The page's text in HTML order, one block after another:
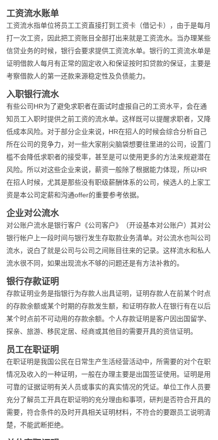
工资流水账单
工资流水指单位将员工工资直接打到工资卡（借记卡），由于是每月
打一次工资，因此把工资账目全部打出来就是工资流水。当办理某些
信贷业务的时候，银行会要求提供工资流水单。银行的工资流水单是
证明借款人每月有正常的固定收入和保证按时扣贷款的保证，主要是
考察借款人的第一还款来源稳定性及负债能力。
入职银行流水
有些公司HR为了避免求职者在面试时虚报自己的工资水平，会在通
知员工入职时提供之前工资的流水单。这样既可以提醒求职者，又降
低成本风险。对于部分企业来说，HR在招人的时候会综合分析自己
所在公司的竞争力，对一些大家削尖脑袋想要往里进的公司，设置门
槛不会降低求职者的接受率，甚至是可以使用更多的方法来规避潜在
风险。所以对这些企业来说，薪资一般除了根据能力体现，所以HR
在招人时候，尤其是那些没有职级薪酬体系的公司，候选人的上家工
资是本公司定薪和沟通offer的重要参考依据。
企业对公流水
对公账户流水是银行客户《公司客户》（开设基本对公账户）其对公
银行帐户上一段时间与银行发生存取款业务清单。对公流水也叫公司
流水，说白了就是公司与公司之间账目往来的记录。这样流水和私人
流水很不同，如果出现流水不够的问题还是有方法补救的。
银行存款证明
存款证明业务是指银行为存款人出具证明，证明存款人在前某个时点
的存款余额或某个时期的存款发生额，和证明存款人在银行有在以后
某个时点前不可动用的存款余额。个人存款证明是客户因出国留学、
探亲、旅游、移民定居、经商或其他目的需要开具的资信证明。
员工在职证明
在职证明是我国公民在日常生产生活经营活动中，所需要的对个在职
情况及收入的一种证明，一般在办理主要是出国签证使用。证明是用
可靠的证据证明有关人员或事实的真实情况的凭证。单位工作人员要
充分了解员工开具在职证明的充分理由和事项，研判是否符合开具的
需要，符合条件的及时开具相关证明材料，不符合的要跟员工说明清
楚，不能武断拒绝。